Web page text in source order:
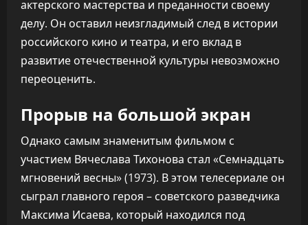
актерского мастерства и преданности своему
делу. Он оставил неизгладимый след в истории
российского кино и театра, и его вклад в
развитие отечественной культуры невозможно
переоценить.
Прорыв на большой экран
Однако самым знаменитым фильмом с
участием Вячеслава Тихонова стал «Семнадцать
мгновений весны» (1973). В этом телесериале он
сыграл главного героя – советского разведчика
Максима Исаева, который находился под